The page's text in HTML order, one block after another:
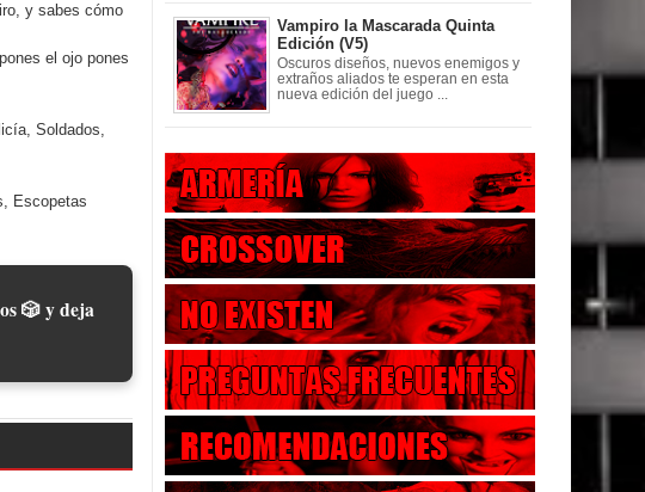
y sabes cómo
el ojo pones
Soldados,
Escopetas
🎲 y deja
Vampiro la Mascarada Quinta
Edición (V5)
Oscuros diseños, nuevos enemigos y
extraños aliados te esperan en esta
nueva edición del juego ...